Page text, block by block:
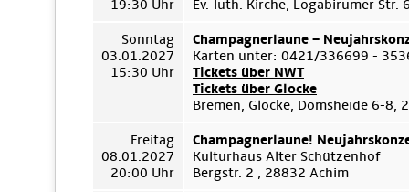
19:30 Uhr
Ev.-luth. Kirche, Logabirumer Str.
Sonntag
03.01.2027
15:30 Uhr
Champagnerlaune –
Karten unter: 0421/336699 -
Tickets über NWT
Tickets über Glocke
Bremen, Glocke, Domsheide 6-8,
Freitag
08.01.2027
20:00 Uhr
Champagnerlaune!
Kulturhaus Alter Schützenhof
Bergstr. 2 , 28832 Achim